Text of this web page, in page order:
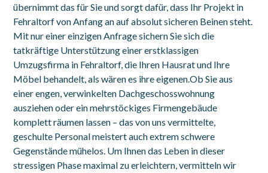
übernimmt das für Sie und sorgt dafür, dass Ihr Projekt in
Fehraltorf von Anfang an auf absolut sicheren Beinen steht.
Mit nur einer einzigen Anfrage sichern Sie sich die
tatkräftige Unterstützung einer erstklassigen
Umzugsfirma in Fehraltorf, die Ihren Hausrat und Ihre
Möbel behandelt, als wären es ihre eigenen.Ob Sie aus
einer engen, verwinkelten Dachgeschosswohnung
ausziehen oder ein mehrstöckiges Firmengebäude
komplett räumen lassen – das von uns vermittelte,
geschulte Personal meistert auch extrem schwere
Gegenstände mühelos. Um Ihnen das Leben in dieser
stressigen Phase maximal zu erleichtern, vermitteln wir